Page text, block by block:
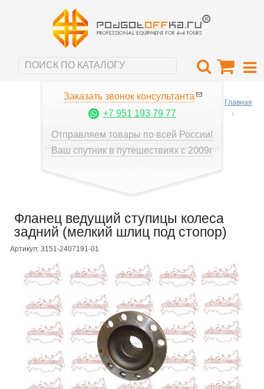
Заказать звонок консультанта
+7 951 193 79 77
Отправляем товары по всей России!
Ваш спутник в путешествиях с 2009г
Главная
Фланец ведущий ступицы колеса
задний (мелкий шлиц под стопор)
Артикул: 3151-2407191-01